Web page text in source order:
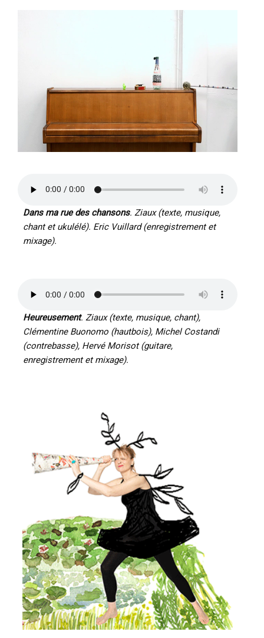
Dans ma rue des chansons. Ziaux (texte, musique,
chant et ukulélé). Eric Vuillard (enregistrement et
mixage).
Heureusement. Ziaux (texte, musique, chant),
Clémentine Buonomo (hautbois), Michel Costandi
(contrebasse), Hervé Morisot (guitare,
enregistrement et mixage).